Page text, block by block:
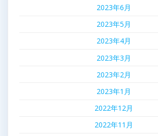
2023年6月
2023年5月
2023年4月
2023年3月
2023年2月
2023年1月
2022年12月
2022年11月